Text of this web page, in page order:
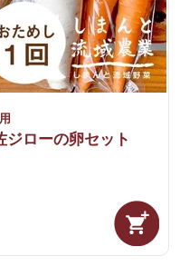
ジローの卵セット